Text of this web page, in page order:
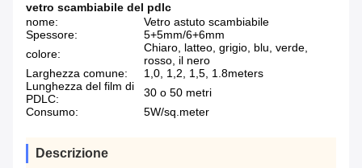
vetro scambiabile del pdlc
nome:
Vetro astuto scambiabile
Spessore:
5+5mm/6+6mm
colore:
Chiaro, latteo, grigio, blu, verde,
rosso, il nero
Larghezza comune:
1,0, 1,2, 1,5, 1.8meters
Lunghezza del film di
PDLC:
30 o 50 metri
Consumo:
5W/sq.meter
Descrizione